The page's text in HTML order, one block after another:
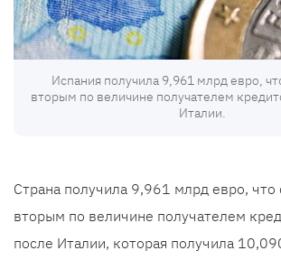
Испания получила 9,961 млрд евро,
вторым по величине получателем
Италии.
Страна получила 9,961 млрд евро, что
вторым по величине получателем
после Италии, которая получила